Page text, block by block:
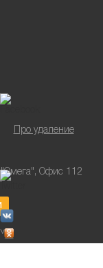
Про удаление
"Омега", Офис 112